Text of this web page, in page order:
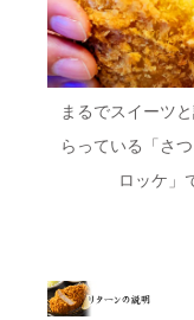
まるでスイーツ
らっている「さ
ロッケ」